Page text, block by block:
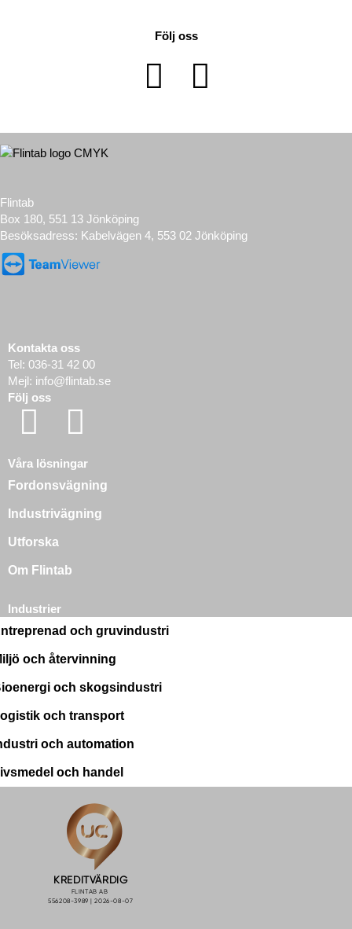
Följ oss
Flintab
Box 180, 551 13 Jönköping
Besöksadress: Kabelvägen 4, 553 02 Jönköping
Kontakta oss
Tel: 036-31 42 00
Mejl: info@flintab.se
Följ oss
Våra lösningar
Fordonsvägning
Industrivägning
Utforska
Om Flintab
Industrier
och gruvindustri
och återvinning
och skogsindustri
och transport
och automation
och handel